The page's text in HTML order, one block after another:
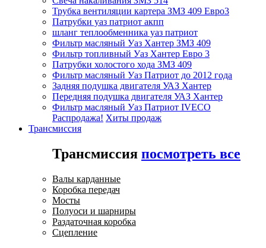
Трубка вентиляции картера ЗМЗ 409 Евро3
Патрубки уаз патриот акпп
шланг теплообменника уаз патриот
Фильтр масляный Уаз Хантер ЗМЗ 409
Фильтр топливный Уаз Хантер Евро 3
Патрубки холостого хода ЗМЗ 409
Фильтр масляный Уаз Патриот до 2012 года
Задняя подушка двигателя УАЗ Хантер
Передняя подушка двигателя УАЗ Хантер
Фильтр масляный Уаз Патриот IVECO
Распродажа! Хиты продаж
Трансмиссия
Трансмиссия посмотреть все
Валы карданные
Коробка передач
Мосты
Полуоси и шарниры
Раздаточная коробка
Сцепление